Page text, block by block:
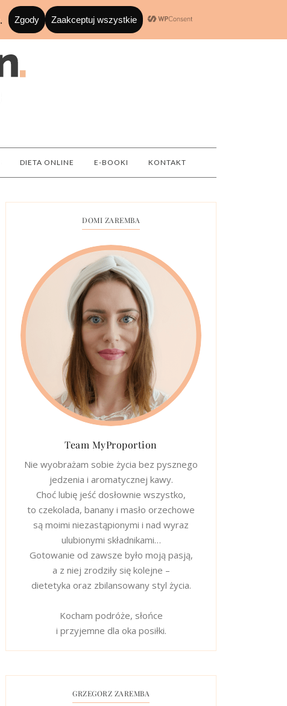
DIETA ONLINE E-BOOKI KONTAKT
DOMI ZAREMBA
Team MyProportion
Nie wyobrażam sobie życia bez pysznego
jedzenia i aromatycznej kawy.
Choć lubię jeść dosłownie wszystko,
to czekolada, banany i masło orzechowe
są moimi niezastąpionymi i nad wyraz
ulubionymi składnikami…
Gotowanie od zawsze było moją pasją,
a z niej zrodziły się kolejne –
dietetyka oraz zbilansowany styl życia.
Kocham podróże, słońce
i przyjemne dla oka posiłki.
GRZEGORZ ZAREMBA